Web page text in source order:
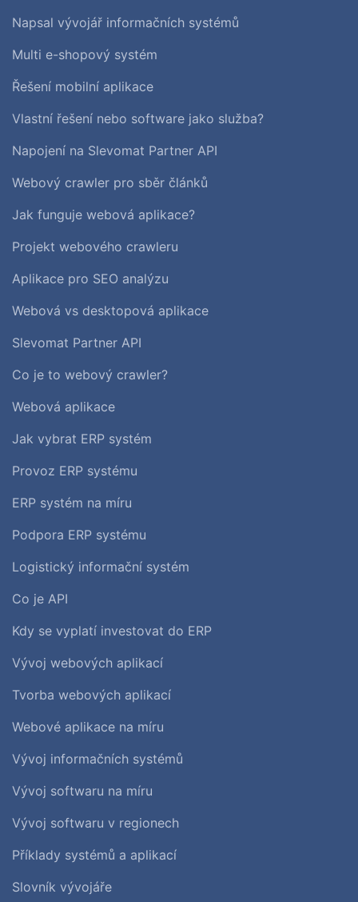
Napsal vývojář informačních systémů
Multi e-shopový systém
Řešení mobilní aplikace
Vlastní řešení nebo software jako služba?
Napojení na Slevomat Partner API
Webový crawler pro sběr článků
Jak funguje webová aplikace?
Projekt webového crawleru
Aplikace pro SEO analýzu
Webová vs desktopová aplikace
Slevomat Partner API
Co je to webový crawler?
Webová aplikace
Jak vybrat ERP systém
Provoz ERP systému
ERP systém na míru
Podpora ERP systému
Logistický informační systém
Co je API
Kdy se vyplatí investovat do ERP
Vývoj webových aplikací
Tvorba webových aplikací
Webové aplikace na míru
Vývoj informačních systémů
Vývoj softwaru na míru
Vývoj softwaru v regionech
Příklady systémů a aplikací
Slovník vývojáře